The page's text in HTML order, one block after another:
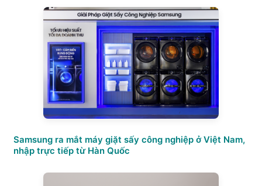
Samsung ra mắt máy giặt sấy công nghiệp ở Việt Nam,
nhập trực tiếp từ Hàn Quốc